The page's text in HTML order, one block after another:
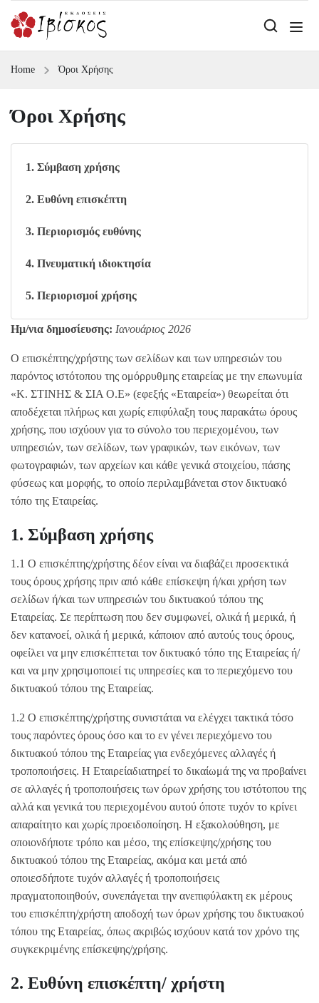
Home Όροι Χρήσης
Όροι Χρήσης
1. Σύμβαση χρήσης
2. Ευθύνη επισκέπτη
3. Περιορισμός ευθύνης
4. Πνευματική ιδιοκτησία
5. Περιορισμοί χρήσης
Ημ/νια δημοσίευσης: Ιανουάριος 2026
Ο επισκέπτης/χρήστης των σελίδων και των υπηρεσιών του
παρόντος ιστότοπου της ομόρρυθμης εταιρείας με την επωνυμία
«Κ. ΣΤΙΝΗΣ & ΣΙΑ Ο.Ε» (εφεξής «Εταιρεία») θεωρείται ότι
αποδέχεται πλήρως και χωρίς επιφύλαξη τους παρακάτω όρους
χρήσης, που ισχύουν για το σύνολο του περιεχομένου, των
υπηρεσιών, των σελίδων, των γραφικών, των εικόνων, των
φωτογραφιών, των αρχείων και κάθε γενικά στοιχείου, πάσης
φύσεως και μορφής, το οποίο περιλαμβάνεται στον δικτυακό
τόπο της Εταιρείας.
1. Σύμβαση χρήσης
1.1 Ο επισκέπτης/χρήστης δέον είναι να διαβάζει προσεκτικά
τους όρους χρήσης πριν από κάθε επίσκεψη ή/και χρήση των
σελίδων ή/και των υπηρεσιών του δικτυακού τόπου της
Εταιρείας. Σε περίπτωση που δεν συμφωνεί, ολικά ή μερικά, ή
δεν κατανοεί, ολικά ή μερικά, κάποιον από αυτούς τους όρους,
οφείλει να μην επισκέπτεται τον δικτυακό τόπο της Εταιρείας ή/
και να μην χρησιμοποιεί τις υπηρεσίες και το περιεχόμενο του
δικτυακού τόπου της Εταιρείας.
1.2 Ο επισκέπτης/χρήστης συνιστάται να ελέγχει τακτικά τόσο
τους παρόντες όρους όσο και το εν γένει περιεχόμενο του
δικτυακού τόπου της Εταιρείας για ενδεχόμενες αλλαγές ή
τροποποιήσεις. Η Εταιρείαδιατηρεί το δικαίωμά της να προβαίνει
σε αλλαγές ή τροποποιήσεις των όρων χρήσης του ιστότοπου της
αλλά και γενικά του περιεχομένου αυτού όποτε τυχόν το κρίνει
απαραίτητο και χωρίς προειδοποίηση. Η εξακολούθηση, με
οποιονδήποτε τρόπο και μέσο, της επίσκεψης/χρήσης του
δικτυακού τόπου της Εταιρείας, ακόμα και μετά από
οποιεσδήποτε τυχόν αλλαγές ή τροποποιήσεις
πραγματοποιηθούν, συνεπάγεται την ανεπιφύλακτη εκ μέρους
του επισκέπτη/χρήστη αποδοχή των όρων χρήσης του δικτυακού
τόπου της Εταιρείας, όπως ακριβώς ισχύουν κατά τον χρόνο της
συγκεκριμένης επίσκεψης/χρήσης.
2. Ευθύνη επισκέπτη/ χρήστη